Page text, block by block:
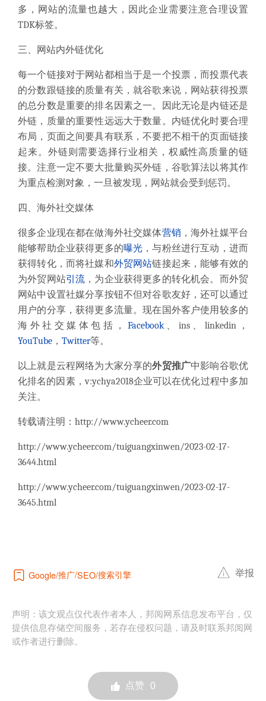
多，网站的流量也越大，因此企业需要注意合理设置
TDK标签。
三、网站内外链优化
每一个链接对于网站都相当于是一个投票，而投票代表
的分数跟链接的质量有关，就谷歌来说，网站获得投票
的总分数是重要的排名因素之一。因此无论是内链还是
外链，质量的重要性远远大于数量。内链优化时要合理
布局，页面之间要具有联系，不要把不相干的页面链接
起来。外链则需要选择行业相关，权威性高质量的链
接。注意一定不要大批量购买外链，谷歌算法以将其作
为重点检测对象，一旦被发现，网站就会受到惩罚。
四、海外社交媒体
很多企业现在都在做海外社交媒体营销 ，海外社媒平台
能够帮助企业获得更多的曝光 ，与粉丝进行互动，进而
获得转化，而将社媒和外贸网站链接起来，能够有效的
为外贸网站引流 ，为企业获得更多的转化机会。而外贸
网站中设置社媒分享按钮不但对谷歌友好，还可以通过
用户的分享，获得更多流量。现在国外客户使用较多的
海外社交媒体包括， Facebook、ins、linkedin，
YouTube ， Twitter等。
以上就是云程网络为大家分享的外贸推广中影响谷歌优
化排名的因素，v:ychya2018企业可以在优化过程中多加
关注。
转载请注明： http://www.ycheer.com
http://www.ycheer.com/tuiguangxinwen/2023-02-17-
3644.html
http://www.ycheer.com/tuiguangxinwen/2023-02-17-
3645.html
Google 推广 SEO 搜索引擎 举报
声明：该文观点仅代表作者本人，邦阅网系信息发布平台，仅
提供信息存储空间服务，若存在侵权问题，请及时联系邦阅网
或作者进行删除。
点赞 0